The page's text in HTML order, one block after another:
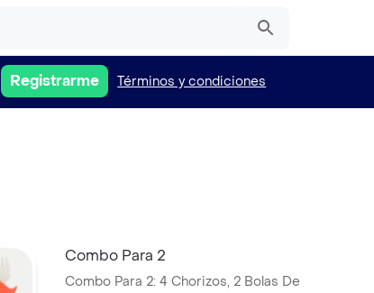
Registrarme Términos y condiciones
Combo Para 2
Combo Para 2: 4 Chorizos, 2 Bolas De